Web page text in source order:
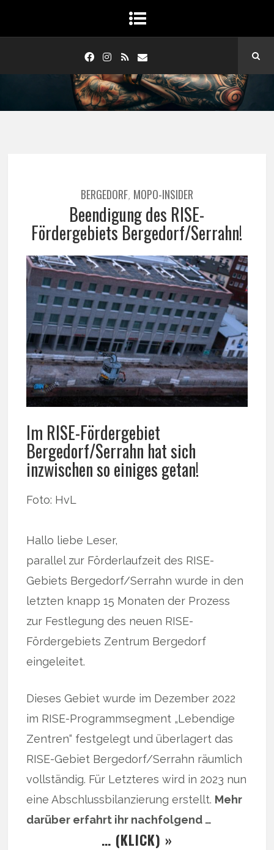
BERGEDORF, MOPO-INSIDER
Beendigung des RISE-
Fördergebiets Bergedorf/Serrahn!
Im RISE-Fördergebiet
Bergedorf/Serrahn hat sich
inzwischen so einiges getan!
Foto: HvL
Hallo liebe Leser,
parallel zur Förderlaufzeit des RISE-
Gebiets Bergedorf/Serrahn wurde in den
letzten knapp 15 Monaten der Prozess
zur Festlegung des neuen RISE-
Fördergebiets Zentrum Bergedorf
eingeleitet.
Dieses Gebiet wurde im Dezember 2022
im RISE-Programmsegment „Lebendige
Zentren“ festgelegt und überlagert das
RISE-Gebiet Bergedorf/Serrahn räumlich
vollständig. Für Letzteres wird in 2023 nun
eine Abschlussbilanzierung erstellt. Mehr
darüber erfahrt ihr nachfolgend …
… (KLICK) »